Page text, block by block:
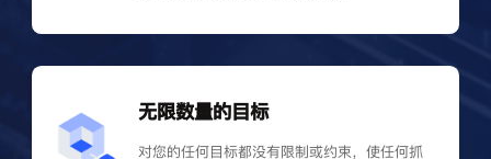
无限数量的目标
对您的任何目标都没有限制或约束，使任何抓